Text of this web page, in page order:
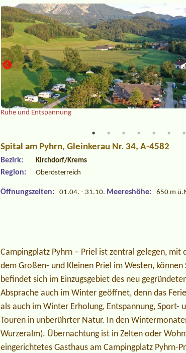
Ruhe und Entspannung
Spital am Pyhrn, Gleinkerau Nr. 34, A-4582
Bezirk: Kirchdorf/Krems
Region: Oberösterreich
Öffnungszeiten: 01.04. - 31.10. Meereshöhe: 650 m
Campingplatz Pyhrn – Priel ist zentral gelegen,
dem Großen- und Kleinen Priel im Westen,
befindet sich im Einzugsgebiet des neu
Absprache auch im Winter geöffnet, denn das
als auch im Winter Erholung, Entspannung,
Touren in unberührter Natur. In den
Wurzeralm). Übernachtung ist in Zelten oder
eingerichtetes Gasthaus am Campingplatz Pyhrn-